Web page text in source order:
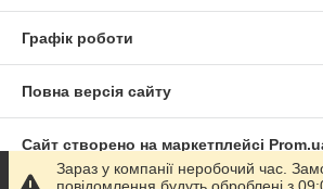
Графік роботи
Повна версія сайту
Сайт створено на маркетплейсі
Зараз у компанії неробочий час.